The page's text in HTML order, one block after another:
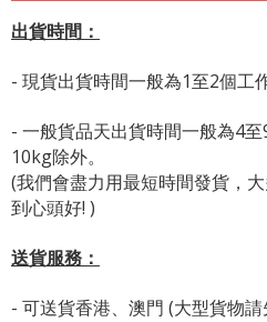
出貨時間：
- 現貨出貨時間一般為1至2個工
- 一般貨品天出貨時間一般為4
10kg除外。
(我們會盡力用最短時間發貨，
到心頭好! )
送貨服務：
- 可送貨香港、澳門 (大型貨物